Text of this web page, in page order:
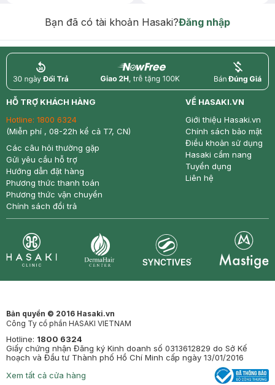
Bạn đã có tài khoản Hasaki?Đăng nhập
return nowfree price
HỖ TRỢ KHÁCH HÀNG
Hotline: 1800 6324
(Miễn phí , 08-22h kể cả T7, CN)
Các câu hỏi thường gặp
Gửi yêu cầu hỗ trợ
Hướng dẫn đặt hàng
Phương thức thanh toán
Phương thức vận chuyển
Chính sách đổi trả
VỀ HASAKI.VN
Giới thiệu Hasaki.vn
Chính sách bảo mật
Điều khoản sử dụng
Hasaki cẩm nang
Tuyển dụng
Liên hệ
Bản quyền © 2016 Hasaki.vn
Công Ty cổ phần HASAKI VIETNAM
Hotline: 1800 6324
Giấy chứng nhận Đăng ký Kinh doanh số 0313612829 do Sở Kế
hoạch và Đầu tư Thành phố Hồ Chí Minh cấp ngày 13/01/2016
Xem tất cả cửa hàng